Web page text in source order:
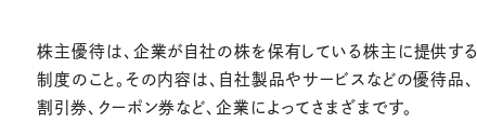
株主優待は、企業が自社の株を保有している株主に提供する
制度のこと。その内容は、自社製品やサービスなどの優待品、
割引券、クーポン券など、企業によってさまざまです。